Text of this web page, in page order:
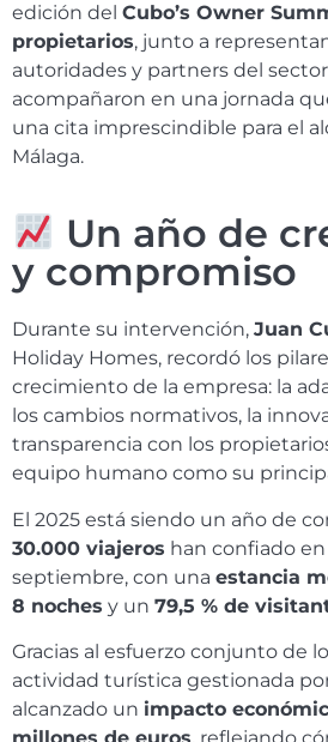
edición del Cubo’s Owner
propietarios, junto a
autoridades y partners del
acompañaron en una jornada
una cita imprescindible para el
Málaga.
Un año de
y compromiso
Durante su intervención, Juan
Holiday Homes, recordó los
crecimiento de la empresa: la
los cambios normativos, la
transparencia con los
equipo humano como su
El 2025 está siendo un año de
30.000 viajeros han confiado en
septiembre, con una estancia
8 noches y un 79,5 % de
Gracias al esfuerzo conjunto de
actividad turística gestionada por
alcanzado un impacto